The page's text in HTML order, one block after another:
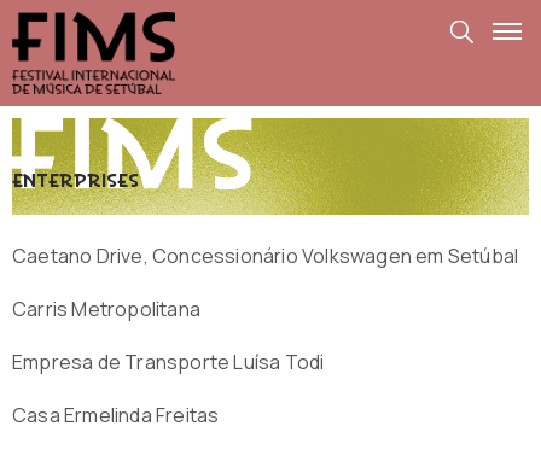
enterprises
Caetano Drive, Concessionário Volkswagen em Setúbal
Carris Metropolitana
Empresa de Transporte Luísa Todi
Casa Ermelinda Freitas